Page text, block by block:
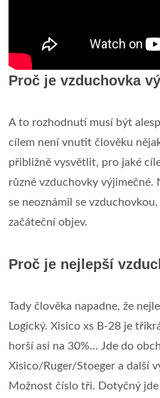
Proč je vzduchovka
A to rozhodnutí musí být
cílem není vnutit člověku
přibližně vysvětlit, pro jaké
různé vzduchovky výjimečné.
se neoznámil se
začáteční objev.
Proč je nejlepší
Tady člověka napadne, že
Logický. Xisico xs B-28 je
horší asi na 30%... Jde do
Xisico/Ruger/Stoeger a další
Možnost číslo tři. Dotyčný